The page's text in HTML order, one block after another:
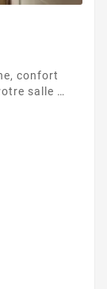
confort
salle de